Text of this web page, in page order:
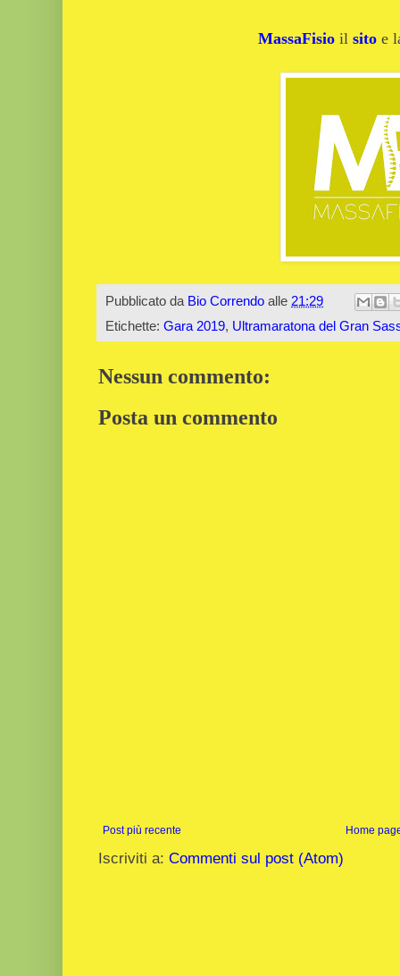
MassaFisio ilsitoe
Pubblicato da Bio Correndo alle 21:29
Etichette: Gara 2019, Ultramaratona del Gran
Nessun commento:
Posta un commento
Post più recente Home
Iscriviti a: Commenti sul post (Atom)